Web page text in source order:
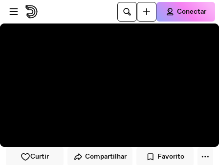
Pular para o player
Ir para o conteúdo principal
Conectar
Curtir Compartilhar Favorito